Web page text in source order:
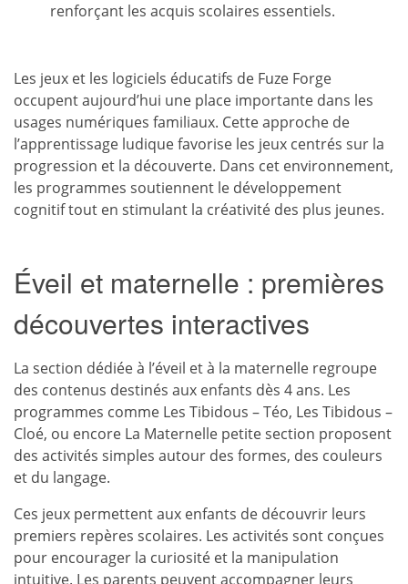
renforçant les acquis scolaires essentiels.
Les jeux et les logiciels éducatifs de Fuze Forge
occupent aujourd’hui une place importante dans les
usages numériques familiaux. Cette approche de
l’apprentissage ludique favorise les jeux centrés sur la
progression et la découverte. Dans cet environnement,
les programmes soutiennent le développement
cognitif tout en stimulant la créativité des plus jeunes.
Éveil et maternelle : premières
découvertes interactives
La section dédiée à l’éveil et à la maternelle regroupe
des contenus destinés aux enfants dès 4 ans. Les
programmes comme Les Tibidous – Téo, Les Tibidous –
Cloé, ou encore La Maternelle petite section proposent
des activités simples autour des formes, des couleurs
et du langage.
Ces jeux permettent aux enfants de découvrir leurs
premiers repères scolaires. Les activités sont conçues
pour encourager la curiosité et la manipulation
intuitive. Les parents peuvent accompagner leurs